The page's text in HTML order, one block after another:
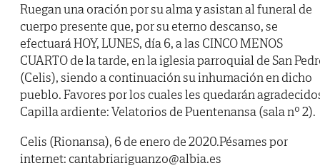
Ruegan una oración por su alma y asistan al funeral de
cuerpo presente que, por su eterno descanso, se
efectuará HOY, LUNES, día 6, a las CINCO MENOS
CUARTO de la tarde, en la iglesia parroquial de San
(Celis), siendo a continuación su inhumación en dicho
pueblo. Favores por los cuales les quedarán
Capilla ardiente: Velatorios de Puentenansa (sala nº 2).
Celis (Rionansa), 6 de enero de 2020.Pésames por
internet: cantabriariguanzo@albia.es